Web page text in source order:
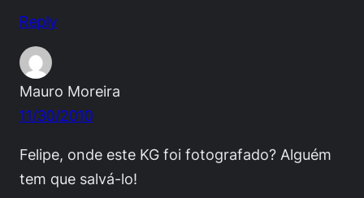
Reply
Mauro Moreira
11/30/2010
Felipe, onde este KG foi fotografado? Alguém
tem que salvá-lo!